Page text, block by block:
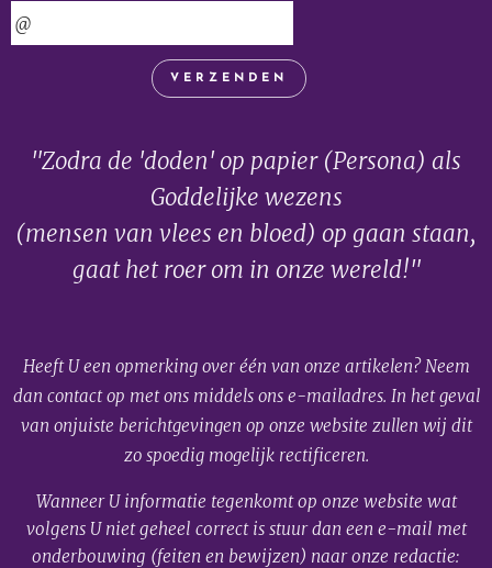
VERZENDEN
"Zodra de 'doden' op papier (Persona) als
Goddelijke wezens
(mensen van vlees en bloed) op gaan staan,
gaat het roer om in onze wereld!"
Heeft U een opmerking over één van onze artikelen? Neem
dan contact op met ons middels ons e-mailadres. In het geval
van onjuiste berichtgevingen op onze website zullen wij dit
zo spoedig mogelijk rectificeren.
Wanneer U informatie tegenkomt op onze website wat
volgens U niet geheel correct is stuur dan een e-mail met
onderbouwing (feiten en bewijzen) naar onze redactie: